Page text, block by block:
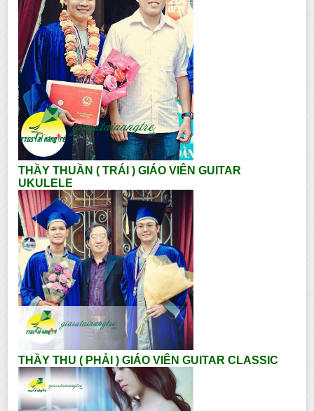
THẦY THUẦN ( TRÁI ) GIÁO VIÊN GUITAR
UKULELE
THẦY THU ( PHẢI ) GIÁO VIÊN GUITAR CLASSIC